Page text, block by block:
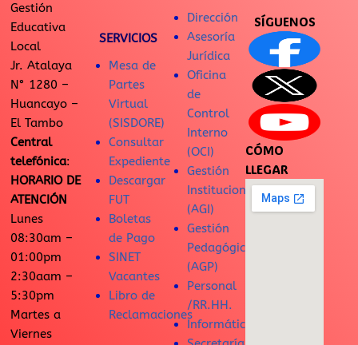
Gestión
Educativa
Local
Jr. Atalaya
N° 1280 –
Huancayo –
El Tambo
Central
telefónica:
HORARIO DE
ATENCIÓN
Lunes
08:30am –
01:00pm
2:30aam –
5:30pm
Martes a
Viernes
SERVICIOS
Mesa de
Partes
Virtual
(SISDORE)
Consultar
Expediente
Descargar
FUT
Boletas
de Pago
SINET
Vacantes
Libro de
Reclamaciones
Dirección
Asesoría
Jurídica
Oficina
de
Control
Interno
(OCI)
Gestión
Institucional
(AGI)
Gestión
Pedagógica
(AGP)
Personal
/RR.HH.
Informática
SÍGUENOS
CÓMO
LLEGAR